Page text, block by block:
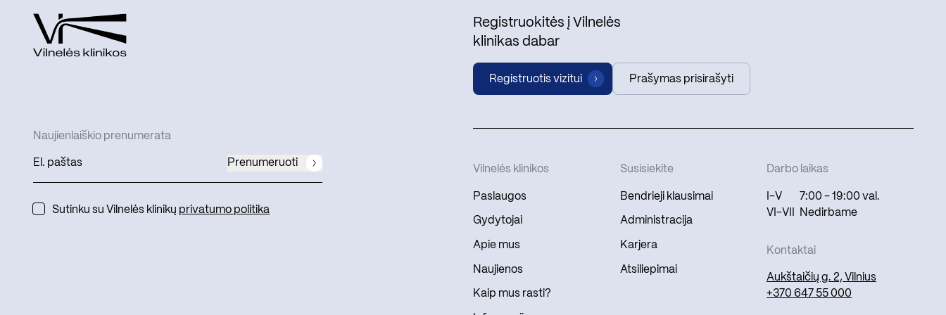
Registruokitės į Vilnelės
klinikas dabar
Registruotis vizitui Prašymas prisirašyti
Naujienlaiškio prenumerata
Prenumeruoti
Sutinku su Vilnelės klinikų privatumo politika
Vilnelės klinikos
Paslaugos
Gydytojai
Apie mus
Naujienos
Kaip mus rasti?
Susisiekite
Bendrieji klausimai
Administracija
Karjera
Atsiliepimai
Darbo laikas
I-V
7:00 - 19:00 val.
VI-VII
Nedirbame
Kontaktai
Aukštaičių g. 2, Vilnius
+370 647 55 000